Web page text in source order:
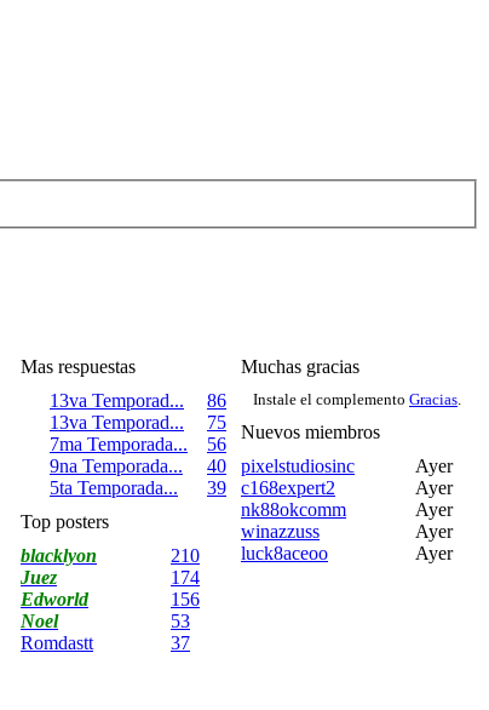
Mas respuestas
13va Temporad...
86
13va Temporad...
75
7ma Temporada...
56
9na Temporada...
40
5ta Temporada...
39
Top posters
blacklyon
210
Juez
174
Edworld
156
Noel
53
Romdastt
37
Muchas gracias
Instale el complemento Gracias
Nuevos miembros
pixelstudiosinc
Ayer
c168expert2
Ayer
nk88okcomm
Ayer
winazzuss
Ayer
luck8aceoo
Ayer